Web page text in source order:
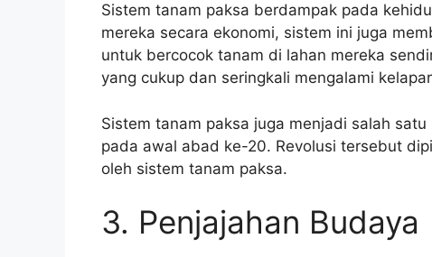
Sistem tanam paksa berdampak pada
mereka secara ekonomi, sistem ini juga
untuk bercocok tanam di lahan mereka
yang cukup dan seringkali mengalami
Sistem tanam paksa juga menjadi salah
pada awal abad ke-20. Revolusi tersebut
oleh sistem tanam paksa.
3. Penjajahan Budaya